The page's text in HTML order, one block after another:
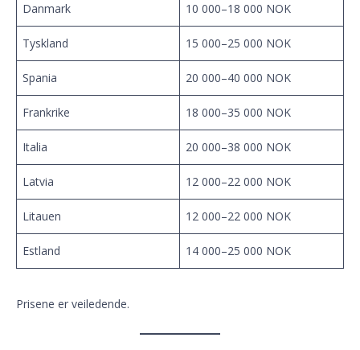
Danmark 10 000–18 000 NOK
Tyskland 15 000–25 000 NOK
Spania 20 000–40 000 NOK
Frankrike 18 000–35 000 NOK
Italia 20 000–38 000 NOK
Latvia 12 000–22 000 NOK
Litauen 12 000–22 000 NOK
Estland 14 000–25 000 NOK
Prisene er veiledende.